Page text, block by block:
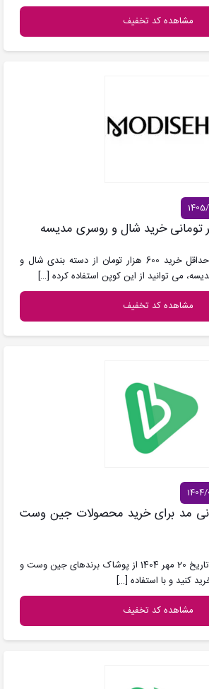
مشاهده کد تخفیف
کد تخفیف مدیسه : با حداقل خرید 600 هزار تومان از دسته بندی شال و
می توانید از این کوپن استفاده کرده […]
مشاهده کد تخفیف
20% بانی مد برای خرید محصولات جین وست
کد تخفیف بانی مد : در تاریخ 20 مهر 1404 از پوشاک برندهای جین وست و
کنید و با استفاده […]
مشاهده کد تخفیف